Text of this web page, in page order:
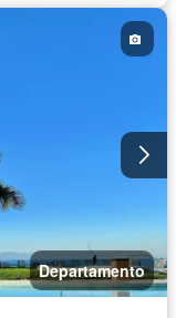
Departamento